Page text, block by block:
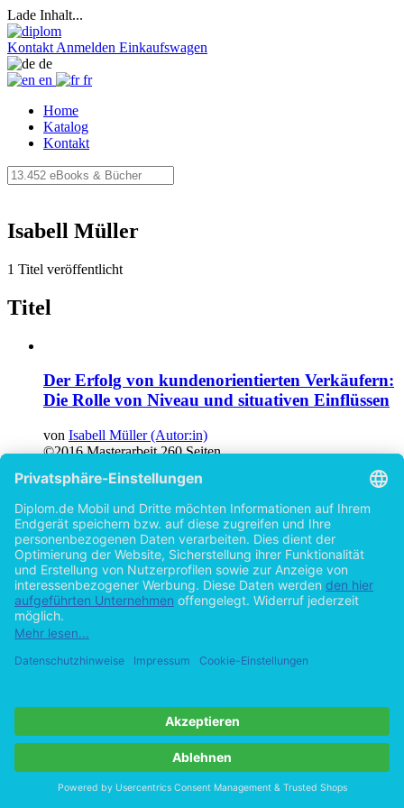
Lade Inhalt...
Kontakt Anmelden Einkaufswagen
de
en
fr
Home
Katalog
Kontakt
Isabell Müller
1 Titel veröffentlicht
Titel
Der Erfolg von kundenorientierten Verkäufern:
Die Rolle von Niveau und situativen Einflüssen
von Isabell Müller (Autor:in)
©2016 Masterarbeit 260 Seiten
Hilfe/FAQ
Datenschutz
AGB
Vertrag widerrufen
Zur Desktop-Version
Copyright ©Imprint in der Bedey & Thoms Media GmbH powered
byOpen Publishing
Cookie-Einstellungen